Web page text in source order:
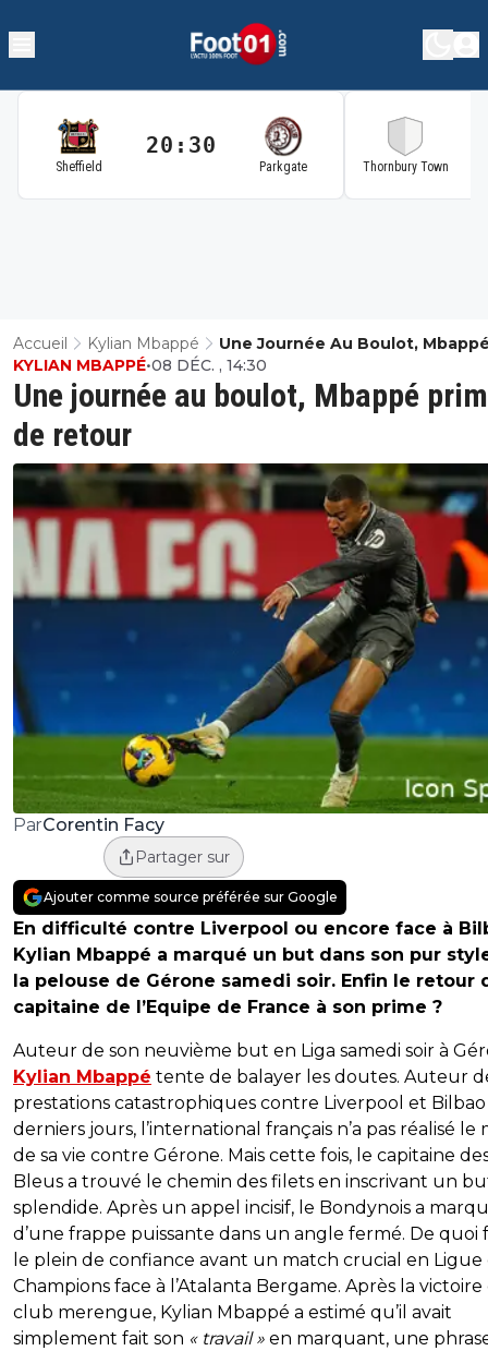
Sheffield
20:30
Parkgate Thornbury Town
Accueil Kylian Mbappé
Une Journée Au Boulot,
Prime De Retour
Une journée au boulot, Mbappé
de retour
KYLIAN MBAPPÉ•08 DÉC. , 14:30
ParCorentin Facy
Partager sur
Ajouter comme source préférée sur Google
En difficulté contre Liverpool ou encore face à
Kylian Mbappé a marqué un but dans son pur
la pelouse de Gérone samedi soir. Enfin le retour
capitaine de l’Equipe de France à son prime ?
Auteur de son neuvième but en Liga samedi soir à
Kylian Mbappé tente de balayer les doutes. Auteur
prestations catastrophiques contre Liverpool et Bilbao
derniers jours, l’international français n’a pas réalisé le
de sa vie contre Gérone. Mais cette fois, le capitaine
Bleus a trouvé le chemin des filets en inscrivant un
splendide. Après un appel incisif, le Bondynois a
d’une frappe puissante dans un angle fermé. De quoi
le plein de confiance avant un match crucial en Ligue
Champions face à l’Atalanta Bergame. Après la
club merengue, Kylian Mbappé a estimé qu’il avait
simplement fait son « travail » en marquant, une